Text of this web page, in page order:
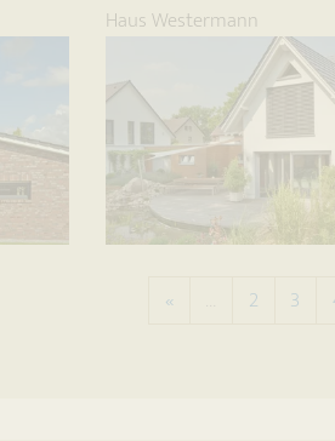
Haus Westermann
«Vorherige Seite
2 3